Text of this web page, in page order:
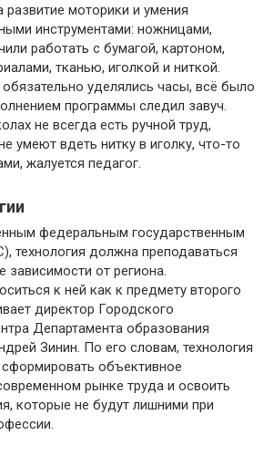
моторики и умения
инструментами: ножницами,
работать с бумагой, картоном,
тканью, иголкой и ниткой.
уделялись часы, всё было
программы следил завуч.
не всегда есть ручной труд,
умеют вдеть нитку в иголку, что-то
жалуется педагог.
федеральным государственным
технология должна преподаваться
от региона.
к ней как к предмету второго
директор Городского
Департамента образования
Зинин. По его словам, технология
объективное
рынке труда и освоить
которые не будут лишними при